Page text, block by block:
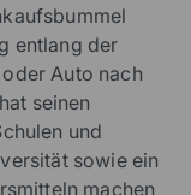
entlang der
Auto nach
seinen
und
sowie ein
machen